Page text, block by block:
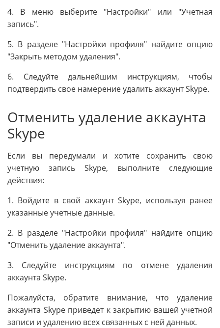
4. В меню выберите "Настройки" или "Учетная
запись".
5. В разделе "Настройки профиля" найдите опцию
"Закрыть методом удаления".
6. Следуйте дальнейшим инструкциям, чтобы
подтвердить свое намерение удалить аккаунт Skype.
Отменить удаление аккаунта
Skype
Если вы передумали и хотите сохранить свою
учетную запись Skype, выполните следующие
действия:
1. Войдите в свой аккаунт Skype, используя ранее
указанные учетные данные.
2. В разделе "Настройки профиля" найдите опцию
"Отменить удаление аккаунта".
3. Следуйте инструкциям по отмене удаления
аккаунта Skype.
Пожалуйста, обратите внимание, что удаление
аккаунта Skype приведет к закрытию вашей учетной
записи и удалению всех связанных с ней данных.